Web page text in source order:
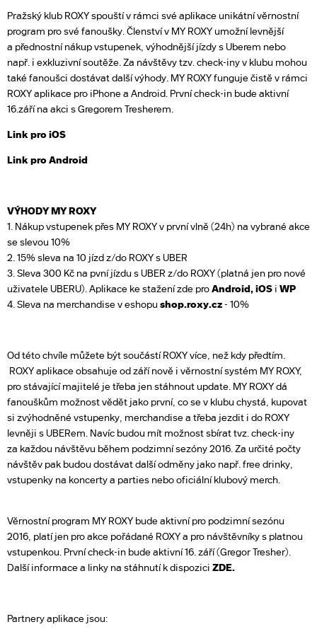
Pražský klub ROXY spouští v rámci své aplikace unikátní věrnostní
program pro své fanoušky. Členství v MY ROXY umožní levnější
a přednostní nákup vstupenek, výhodnější jízdy s Uberem nebo
např. i exkluzivní soutěže. Za návštěvy tzv. check-iny v klubu mohou
také fanoušci dostávat další výhody. MY ROXY funguje čistě v rámci
ROXY aplikace pro iPhone a Android. První check-in bude aktivní
16.září na akci s Gregorem Tresherem.
Link pro iOS
Link pro Android
VÝHODY MY ROXY
1. Nákup vstupenek přes MY ROXY v první vlně (24h) na vybrané akce
se slevou 10%
2. 15% sleva na 10 jízd z/do ROXY s UBER
3. Sleva 300 Kč na pvní jízdu s UBER z/do ROXY (platná jen pro nové
uživatele UBERU). Aplikace ke stažení zde proAndroid,iOS i WP
4. Sleva na merchandise v eshopu shop.roxy.cz - 10%
Od této chvíle můžete být součástí ROXY více, než kdy předtím.
ROXY aplikace obsahuje od září nově i věrnostní systém MY ROXY,
pro stávající majitelé je třeba jen stáhnout update. MY ROXY dá
fanouškům možnost vědět jako první, co se v klubu chystá, kupovat
si zvýhodněné vstupenky, merchandise a třeba jezdit i do ROXY
levněji s UBERem. Navíc budou mít možnost sbírat tvz. check-iny
za každou návštěvu během podzimní sezóny 2016. Za určité počty
návštěv pak budou dostávat další odměny jako např. free drinky,
vstupenky na koncerty a parties nebo oficiální klubový merch.
Věrnostní program MY ROXY bude aktivní pro podzimní sezónu
2016, platí jen pro akce pořádané ROXY a pro návštěvníky s platnou
vstupenkou. První check-in bude aktivní 16. září (Gregor Tresher).
Další informace a linky na stáhnutí k dispozici ZDE.
Partnery aplikace jsou: